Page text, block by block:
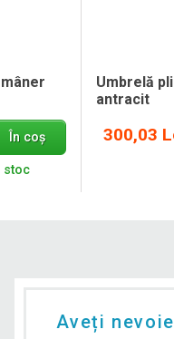
În coș
stoc
Umbrelă
antracit
300,03
Aveți